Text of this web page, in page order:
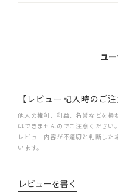
ユ
【レビュー記入時のご注
他人の権利、利益、名誉などを損
はできませんのでご注意ください。
レビュー内容が不適切と判断し
います。
レビューを書く